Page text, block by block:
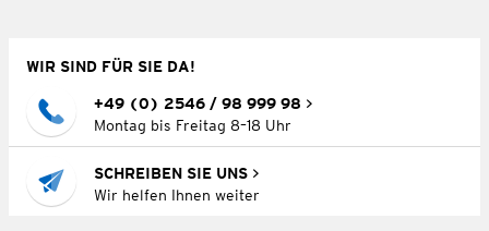
WIR SIND FÜR SIE DA!
+49 (0) 2546 / 98 999 98
Montag bis Freitag 8–18 Uhr
SCHREIBEN SIE UNS
Wir helfen Ihnen weiter